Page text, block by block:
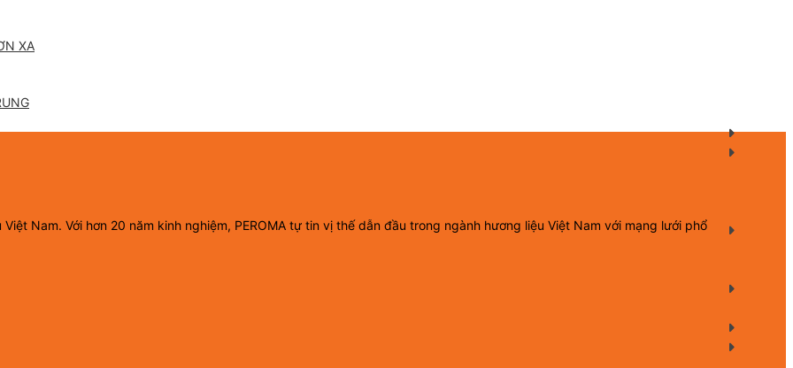
XA
Nam. Với hơn 20 năm kinh nghiệm, PEROMA tự tin vị thế dẫn đầu trong ngành hương liệu Việt Nam với mạng lưới phổ